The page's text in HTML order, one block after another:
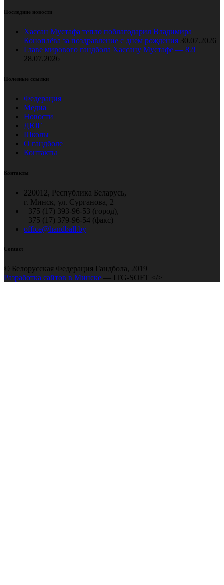
Последние новости
Хассан Мустафа тепло поблагодарил Владимира
Коноплёва за поздравление с днем рождения 30.07.2026
Главе мирового гандбола Хассану Мустафе — 82!
28.07.2026
Полезные ссылки
Федерация
Медиа
Новости
ДЮГ
Школы
О гандболе
Контакты
Контакты
220012, Республика Беларусь,
г. Минск, ул. Сурганова, 2
+375 (17) 393-96-53 (город),
+375 (17) 379-96-54 (факс)
office@handball.by
Contact
© Белорусская Федерация Гандбола, 2019
Разработка сайтов в Минске — ITG-SOFT </>